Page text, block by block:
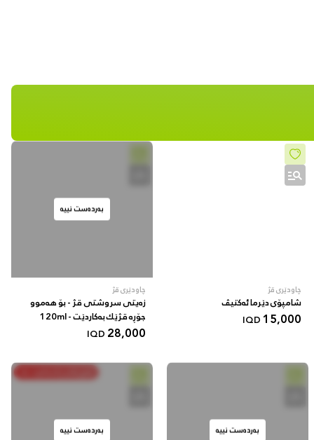
چاودێری قژ
شامپۆی دێرما ئەکتیڤ
15,000
IQD
بەردەست نییە
چاودێری قژ
زەیتی سروشتی قژ - بۆ هەموو
جۆڕە قژێك بەکاردێت - 120ml
28,000
IQD
بەردەست نییە بەردەست نییە